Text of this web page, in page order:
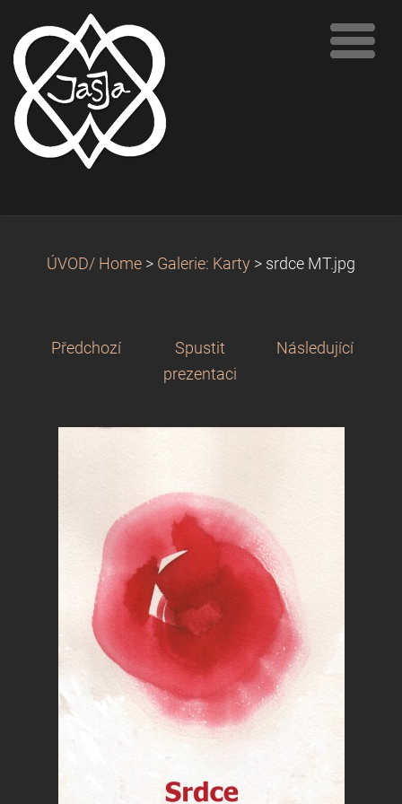
ÚVOD/ Home > Galerie: Karty > srdce MT.jpg
Předchozí
Spustit
prezentaci
Následující